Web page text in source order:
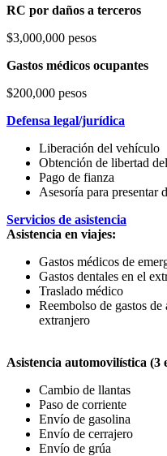
RC por daños a terceros
$3,000,000 pesos
Gastos médicos ocupantes
$200,000 pesos
Defensa legal/jurídica
Liberación del vehículo
Obtención de libertad
Pago de fianza
Asesoría para presentar
Servicios de asistencia
Asistencia en viajes:
Gastos médicos de
Gastos dentales en el
Traslado médico
Reembolso de gastos
extranjero
Asistencia automovilística (3
Cambio de llantas
Paso de corriente
Envío de gasolina
Envío de cerrajero
Envío de grúa